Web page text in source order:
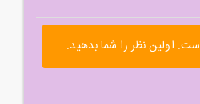
اولین نظر را شما بدهید.